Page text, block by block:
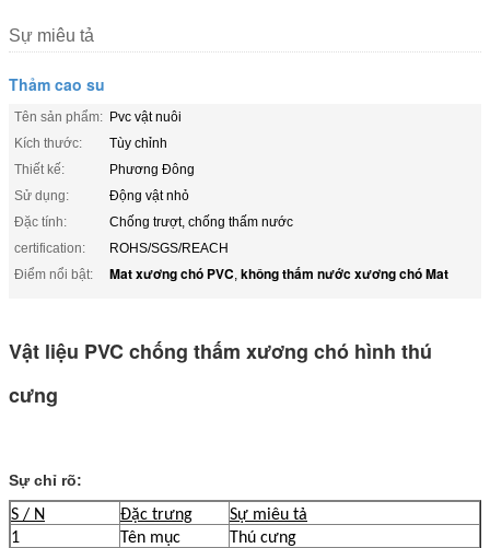
Sự miêu tả
Thảm cao su
Tên sản phẩm: Pvc vật nuôi
Kích thước:
Tùy chỉnh
Thiết kế:
Phương Đông
Sử dụng:
Động vật nhỏ
Đặc tính:
Chống trượt, chống thấm nước
certification:
ROHS/SGS/REACH
Điểm nổi bật:
Mat xương chó PVC, không thấm nước xương chó Mat
Vật liệu PVC chống thấm xương chó hình thú
cưng
Sự chỉ rõ:
S / N
Đặc trưng
Sự miêu tả
1
Tên mục
Thú cưng